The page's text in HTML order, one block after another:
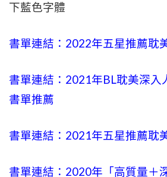
下藍色字體
書單連結：2022年五星推薦耽
書單連結：2021年BL耽美深入
書單推薦
書單連結：2021年五星推薦耽
書單連結：2020年「高質量＋